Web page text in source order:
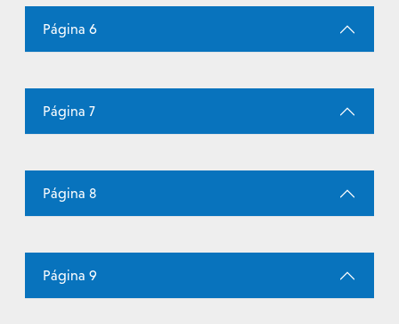
Página 6
Página 7
Página 8
Página 9